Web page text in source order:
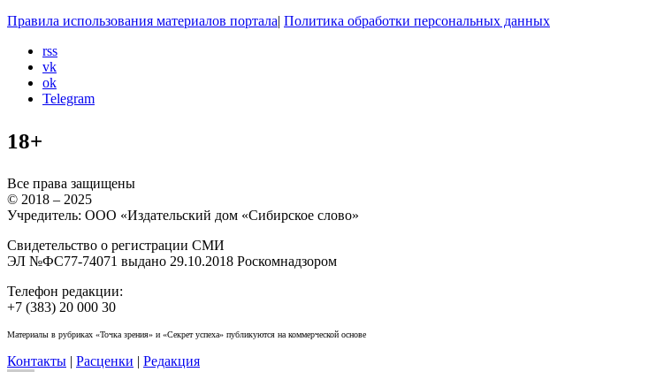
Правила использования материалов портала| Политика обработки персональных данных
rss
vk
ok
Telegram
18+
Все права защищены
© 2018 – 2025
Учредитель: ООО «Издательский дом «Сибирское слово»
Свидетельство о регистрации СМИ
ЭЛ №ФС77-74071 выдано 29.10.2018 Роскомнадзором
Телефон редакции:
+7 (383) 20 000 30
Материалы в рубриках «Точка зрения» и «Секрет успеха» публикуются на коммерческой основе
Контакты | Расценки | Редакция